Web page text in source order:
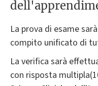
La prova di esame
compito unificato di
La verifica sarà
con risposta